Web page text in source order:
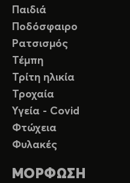
Παιδιά
Ποδόσφαιρο
Ρατσισμός
Τέμπη
Τρίτη ηλικία
Τροχαία
Υγεία - Covid
Φτώχεια
Φυλακές
ΜΟΡΦΩΣΗ